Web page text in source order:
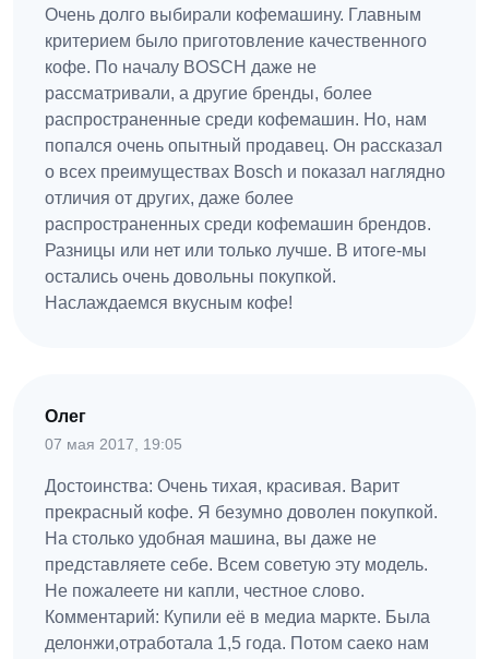
Очень долго выбирали кофемашину. Главным
критерием было приготовление качественного
кофе. По началу BOSCH даже не
рассматривали, а другие бренды, более
распространенные среди кофемашин. Но, нам
попался очень опытный продавец. Он рассказал
о всех преимуществах Bosch и показал наглядно
отличия от других, даже более
распространенных среди кофемашин брендов.
Разницы или нет или только лучше. В итоге-мы
остались очень довольны покупкой.
Наслаждаемся вкусным кофе!
Олег
07 мая 2017, 19:05
Достоинства: Очень тихая, красивая. Варит
прекрасный кофе. Я безумно доволен покупкой.
На столько удобная машина, вы даже не
представляете себе. Всем советую эту модель.
Не пожалеете ни капли, честное слово.
Комментарий: Купили её в медиа маркте. Была
делонжи,отработала 1,5 года. Потом саеко нам